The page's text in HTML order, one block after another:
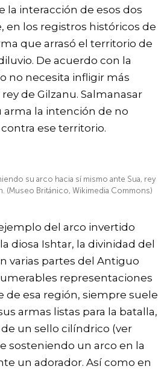
la interacción de esos dos
en los registros históricos de
que arrasó el territorio de
De acuerdo con la
no necesita infligir más
de Gilzanu. Salmanasar
la intención de no
ese territorio.
su arco hacia sí mismo ante Sua, rey
(Museo Británico, Wikimedia Commons)
del arco invertido
diosa Ishtar, la divinidad del
varias partes del Antiguo
representaciones
de esa región, siempre suele
armas listas para la batalla,
un sello cilíndrico (ver
sosteniendo un arco en la
un adorador. Así como en